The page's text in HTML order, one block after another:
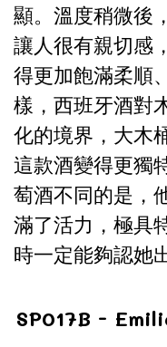
顯。溫度稍微後
讓人很有親切感
得更加飽滿柔順
樣，西班牙酒對
化的境界，大木
這款酒變得更獨
萄酒不同的是，
滿了活力，極具
時一定能夠認她
SP017B -